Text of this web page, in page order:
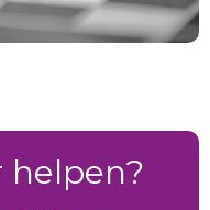
helpen?